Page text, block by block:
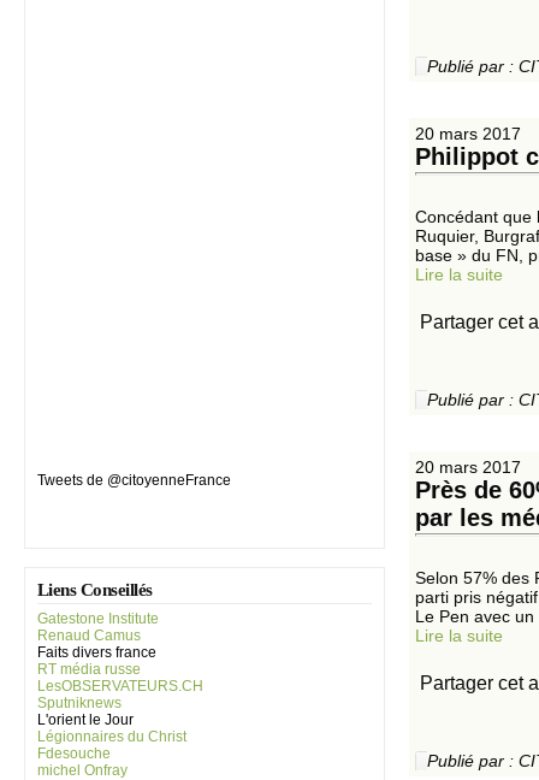
Tweets de @citoyenneFrance
Liens Conseillés
Gatestone Institute
Renaud Camus
Faits divers france
RT média russe
LesOBSERVATEURS.CH
Sputniknews
L'orient le Jour
Légionnaires du Christ
Fdesouche
michel Onfray
Publié par :
20 mars 2017
Philippot
Concédant que
Ruquier,
base » du FN,
Lire la suite
Partager cet
Publié par :
20 mars 2017
Près de
par les
Selon 57% des
parti pris
Le Pen avec
Lire la suite
Partager cet
Publié par :